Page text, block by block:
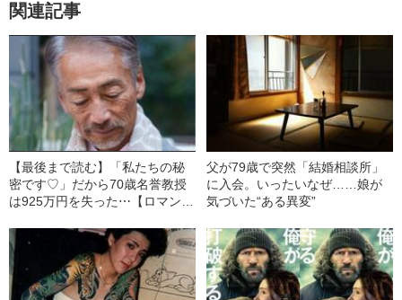
関連記事
【最後まで読む】「私たちの秘
密です♡」だから70歳名誉教授
は925万円を失った⋯【ロマンス
父が79歳で突然「結婚相談所」
に入会。いったいなぜ……娘が
気づいた“ある異変”